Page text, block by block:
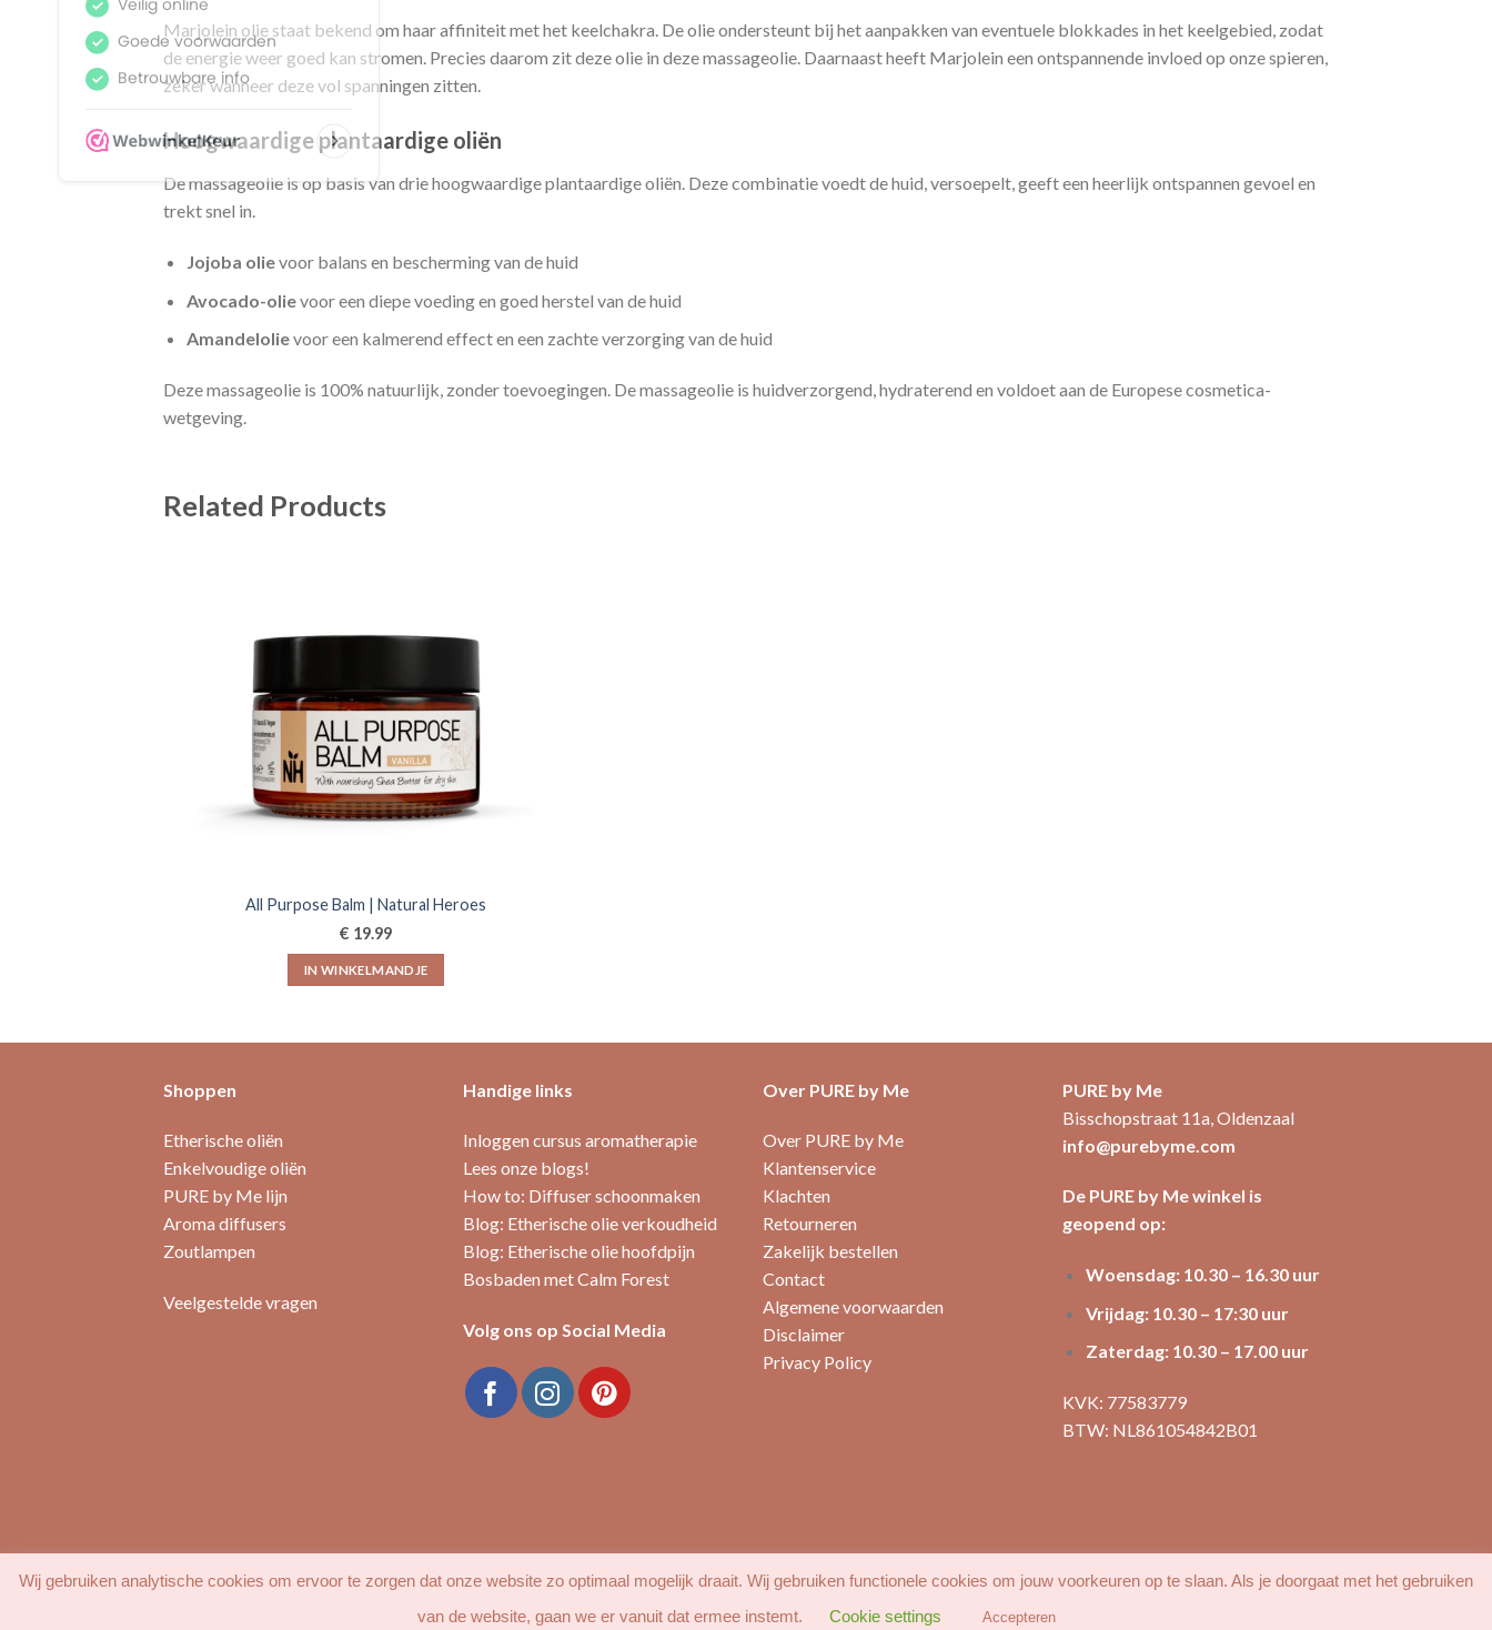
Marjolein olie staat bekend om haar affiniteit met het keelchakra. De olie ondersteunt bij het aanpakken van eventuele blokkades in het keelgebied, zodat
de energie weer goed kan stromen. Precies daarom zit deze olie in deze massageolie. Daarnaast heeft Marjolein een ontspannende invloed op onze spieren,
zeker wanneer deze vol spanningen zitten.
Hoogwaardige plantaardige oliën
De massageolie is op basis van drie hoogwaardige plantaardige oliën. Deze combinatie voedt de huid, versoepelt, geeft een heerlijk ontspannen gevoel en
trekt snel in.
Jojoba olievoor balans en bescherming van de huid
Avocado-olievoor een diepe voeding en goed herstel van de huid
Amandelolievoor een kalmerend effect en een zachte verzorging van de huid
Deze massageolie is 100% natuurlijk, zonder toevoegingen. De massageolie is huidverzorgend, hydraterend en voldoet aan de Europese cosmetica-
wetgeving.
Related Products
All Purpose Balm | Natural Heroes
€ 19.99
IN WINKELMANDJE
Shoppen
Etherische oliën
Enkelvoudige oliën
PURE by Me lijn
Aroma diffusers
Zoutlampen
Veelgestelde vragen
Handige links
Inloggen cursus aromatherapie
Lees onze blogs!
How to: Diffuser schoonmaken
Blog: Etherische olie verkoudheid
Blog: Etherische olie hoofdpijn
Bosbaden met Calm Forest
Volg ons op Social Media
Over PURE by Me
Over PURE by Me
Klantenservice
Klachten
Retourneren
Zakelijk bestellen
Contact
Algemene voorwaarden
Disclaimer
Privacy Policy
PURE by Me
Bisschopstraat 11a, Oldenzaal
info@purebyme.com
De PURE by Me winkel is
geopend op:
Woensdag: 10.30 – 16.30 uur
Vrijdag: 10.30 – 17:30 uur
Zaterdag: 10.30 – 17.00 uur
KVK: 77583779
BTW: NL861054842B01
MIJN ACCOUNT FAVORIETEN BLOG CONTACT
Wij gebruiken analytische cookies om ervoor te zorgen dat onze website zo optimaal mogelijk draait. Wij gebruiken functionele cookies om jouw voorkeuren op te slaan. Als je doorgaat met het gebruiken
van de website, gaan we er vanuit dat ermee instemt.
Cookie settings Accepteren